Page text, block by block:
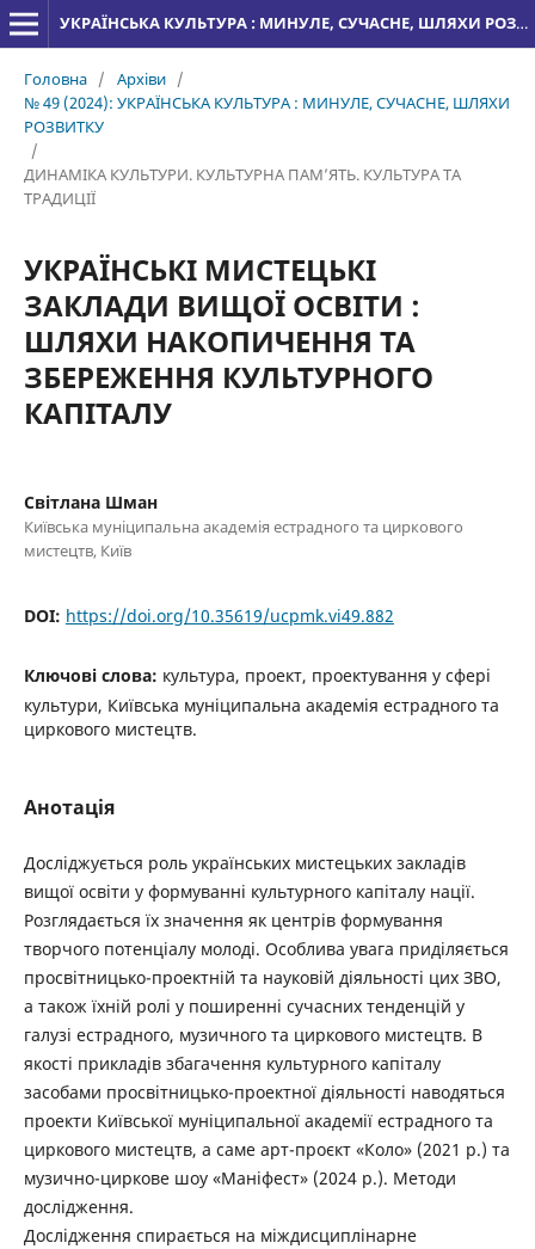
УКРАЇНСЬКА КУЛЬТУРА : МИНУЛЕ, СУЧАСНЕ, ШЛЯХИ РОЗВИТКУ
Головна / Архіви /
№ 49 (2024): УКРАЇНСЬКА КУЛЬТУРА : МИНУЛЕ, СУЧАСНЕ, ШЛЯХИ
РОЗВИТКУ
/
ДИНАМІКА КУЛЬТУРИ. КУЛЬТУРНА ПАМ’ЯТЬ. КУЛЬТУРА ТА
ТРАДИЦІЇ
УКРАЇНСЬКІ МИСТЕЦЬКІ
ЗАКЛАДИ ВИЩОЇ ОСВІТИ :
ШЛЯХИ НАКОПИЧЕННЯ ТА
ЗБЕРЕЖЕННЯ КУЛЬТУРНОГО
КАПІТАЛУ
Світлана Шман
Київська муніципальна академія естрадного та циркового
мистецтв, Київ
DOI: https://doi.org/10.35619/ucpmk.vi49.882
Ключові слова: культура, проект, проектування у сфері
культури, Київська муніципальна академія естрадного та
циркового мистецтв.
Анотація
Досліджується роль українських мистецьких закладів
вищої освіти у формуванні культурного капіталу нації.
Розглядається їх значення як центрів формування
творчого потенціалу молоді. Особлива увага приділяється
просвітницько-проектній та науковій діяльності цих ЗВО,
а також їхній ролі у поширенні сучасних тенденцій у
галузі естрадного, музичного та циркового мистецтв. В
якості прикладів збагачення культурного капіталу
засобами просвітницько-проектної діяльності наводяться
проекти Київської муніципальної академії естрадного та
циркового мистецтв, а саме арт-проєкт «Коло» (2021 р.) та
музично-циркове шоу «Маніфест» (2024 р.). Методи
дослідження.
Дослідження спирається на міждисциплінарне